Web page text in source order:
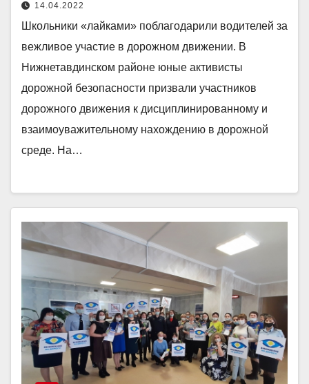
14.04.2022
Школьники «лайками» поблагодарили водителей за
вежливое участие в дорожном движении. В
Нижнетавдинском районе юные активисты
дорожной безопасности призвали участников
дорожного движения к дисциплинированному и
взаимоуважительному нахождению в дорожной
среде. На…